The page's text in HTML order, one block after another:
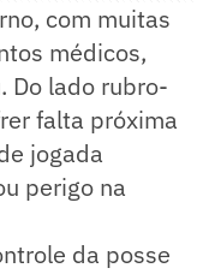
com muitas
médicos,
Do lado rubro-
falta próxima
jogada
perigo na
da posse